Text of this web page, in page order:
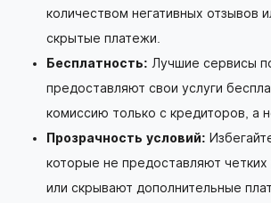
количеством негативных отзывов
скрытые платежи.
Бесплатность: Лучшие сервисы
предоставляют свои услуги
комиссию только с кредиторов, а
Прозрачность условий:
которые не предоставляют четких
или скрывают дополнительные